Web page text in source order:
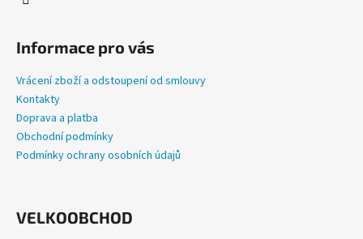
HLEDAT
D
o
p
u
Informace pro vás
Vrácení zboží a odstoupení od smlouvy
Kontakty
Doprava a platba
Obchodní podmínky
Podmínky ochrany osobních údajů
VELKOOBCHOD